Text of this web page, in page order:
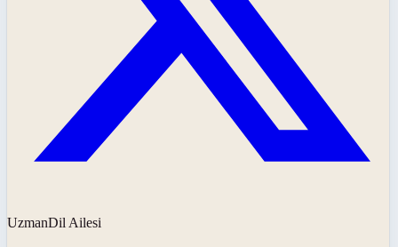
UzmanDil Ailesi